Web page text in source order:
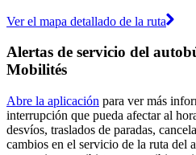
Ver el mapa detallado de la ruta
Alertas de servicio del
Mobilités
Abre la aplicación para ver más
interrupción que pueda afectar al
desvíos, traslados de paradas,
cambios en el servicio de la ruta del